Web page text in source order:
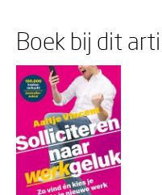
Boek bij dit